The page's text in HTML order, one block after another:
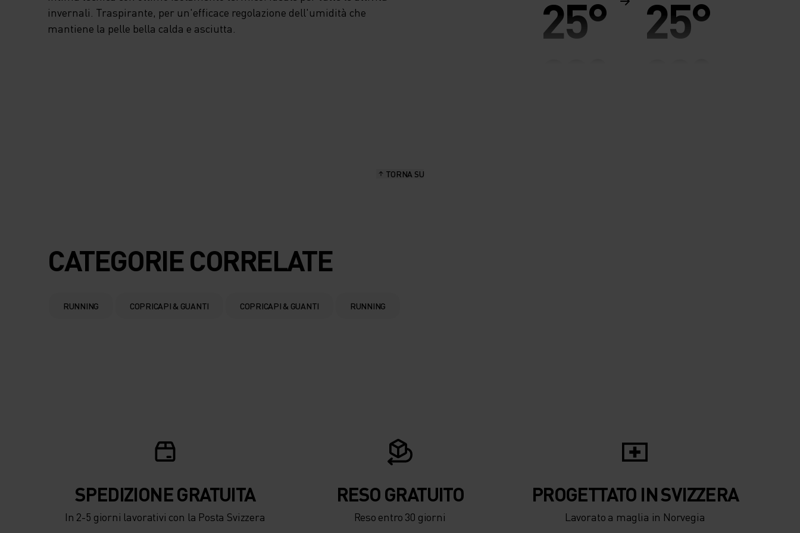
SIA AGLI ATLETI CHE AI
FAN. SCEGLI TRA GLI
THERMO AIR
COMPETITION.
invernali. Traspirante, per un'efficace regolazione dell'umidità che
mantiene la pelle bella calda e asciutta.
25°
-20°
25°
-15°
-20°
TORNA SU
CATEGORIE CORRELATE
RUNNING COPRICAPI & GUANTI COPRICAPI & GUANTI RUNNING
SPEDIZIONE ​​​​​​GRATUITA
In 2-5 giorni lavorativi con la Posta Svizzera
RESO GRATUITO
Reso entro 30 giorni
PROGETTATO IN SVIZZERA
Lavorato a maglia in Norvegia